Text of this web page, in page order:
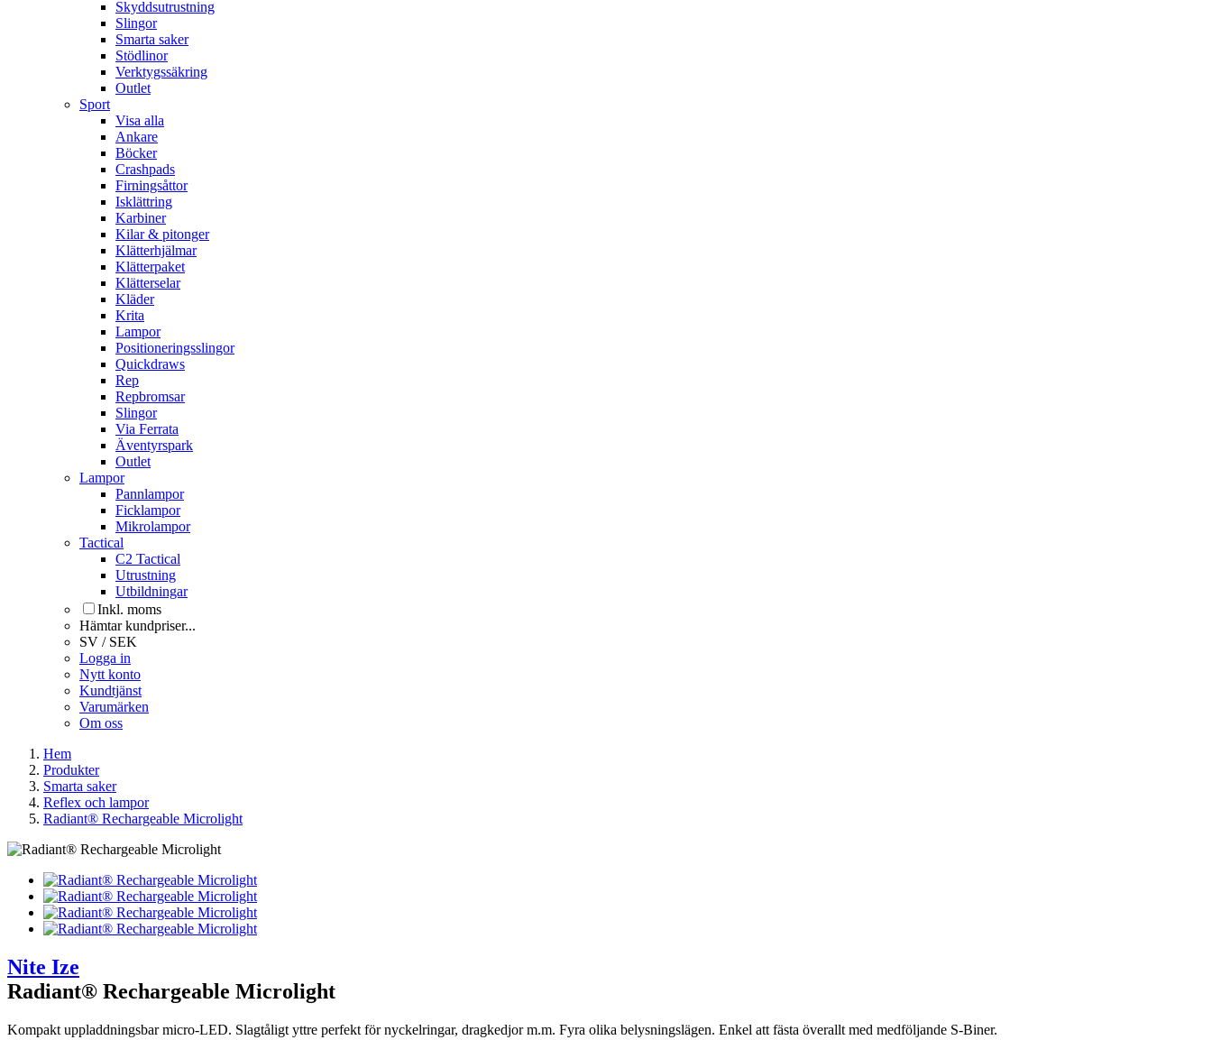
Skyddsutrustning
Slingor
Smarta saker
Stödlinor
Verktygssäkring
Outlet
Sport
Visa alla
Ankare
Böcker
Crashpads
Firningsåttor
Isklättring
Karbiner
Kilar & pitonger
Klätterhjälmar
Klätterpaket
Klätterselar
Kläder
Krita
Lampor
Positioneringsslingor
Quickdraws
Rep
Repbromsar
Slingor
Via Ferrata
Äventyrspark
Outlet
Lampor
Pannlampor
Ficklampor
Mikrolampor
Tactical
C2 Tactical
Utrustning
Utbildningar
Inkl. moms
Hämtar kundpriser...
SV / SEK
Logga in
Nytt konto
Kundtjänst
Varumärken
Om oss
Hem
Produkter
Smarta saker
Reflex och lampor
Radiant® Rechargeable Microlight
Nite Ize
Radiant® Rechargeable Microlight
Kompakt uppladdningsbar micro-LED. Slagtåligt yttre perfekt för nyckelringar, dragkedjor m.m. Fyra olika belysningslägen. Enkel att fästa överallt med medföljande S-Biner.